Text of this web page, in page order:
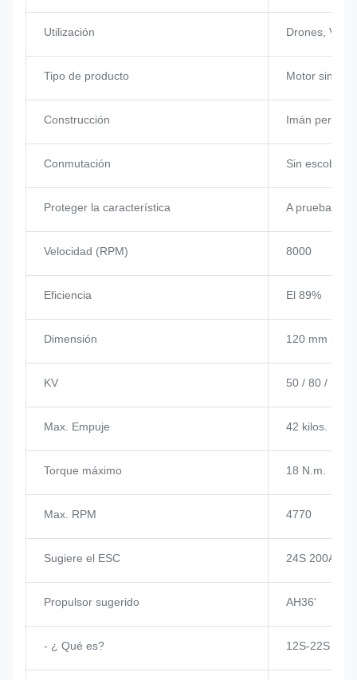
Utilización Drones,
Tipo de producto Motor sin
Construcción Imán
Conmutación Sin escobillas
Proteger la característica A prueba de
Velocidad (RPM) 8000
Eficiencia El 89%
Dimensión 120 mm por
KV 50 / 80 / 120
Max. Empuje 42 kilos.
Torque máximo 18 N.m.
Max. RPM 4770
Sugiere el ESC 24S 200A
Propulsor sugerido AH36'
- ¿ Qué es? 12S-22S